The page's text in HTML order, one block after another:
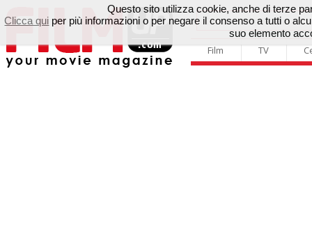
Film TV
Questo sito utilizza cookie, anche di terze
Clicca qui per più informazioni o per negare il consenso a tutti o
suo elemento